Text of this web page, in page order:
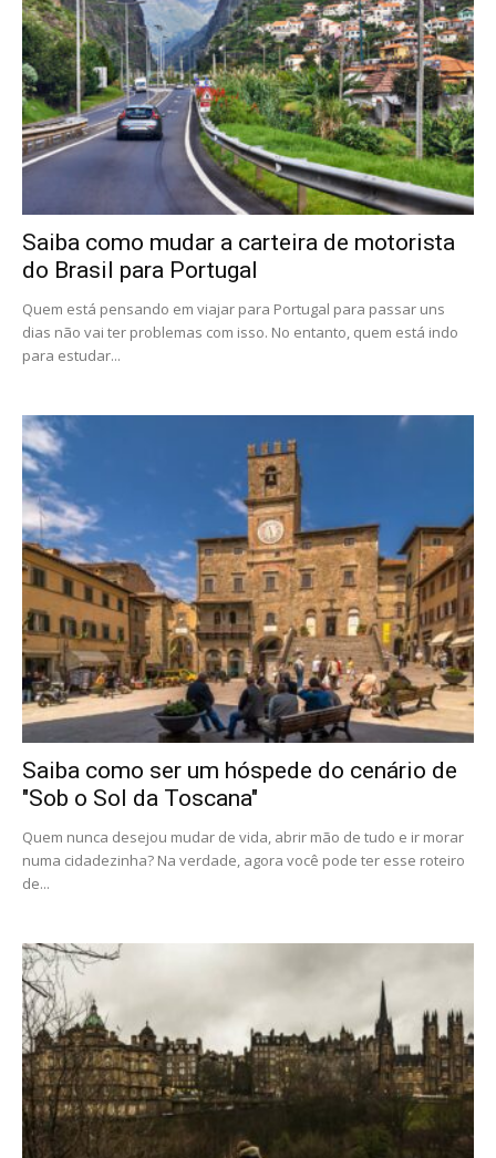
Saiba como mudar a carteira de motorista
do Brasil para Portugal
Quem está pensando em viajar para Portugal para passar uns
dias não vai ter problemas com isso. No entanto, quem está indo
para estudar...
Saiba como ser um hóspede do cenário de
"Sob o Sol da Toscana"
Quem nunca desejou mudar de vida, abrir mão de tudo e ir morar
numa cidadezinha? Na verdade, agora você pode ter esse roteiro
de...